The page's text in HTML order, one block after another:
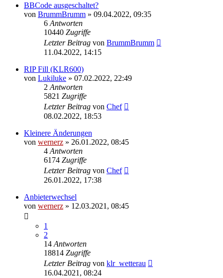
BBCode ausgeschaltet?
von BrummBrumm » 09.04.2022, 09:35
6 Antworten
10440 Zugriffe
Letzter Beitrag von BrummBrumm
11.04.2022, 14:15
RIP Fill (KLR600)
von Lukiluke » 07.02.2022, 22:49
2 Antworten
5821 Zugriffe
Letzter Beitrag von Chef
08.02.2022, 18:53
Kleinere Änderungen
von wernerz » 26.01.2022, 08:45
4 Antworten
6174 Zugriffe
Letzter Beitrag von Chef
26.01.2022, 17:38
Anbieterwechsel
von wernerz » 12.03.2021, 08:45
1
2
14 Antworten
18814 Zugriffe
Letzter Beitrag von klr_wetterau
16.04.2021, 08:24